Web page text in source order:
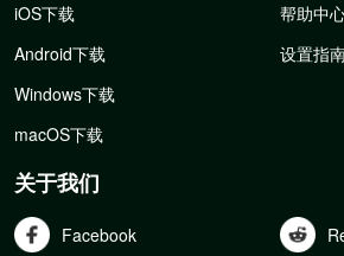
iOS下载
Android下载
Windows下载
macOS下载
帮助中
设置指
关于我们
Facebook